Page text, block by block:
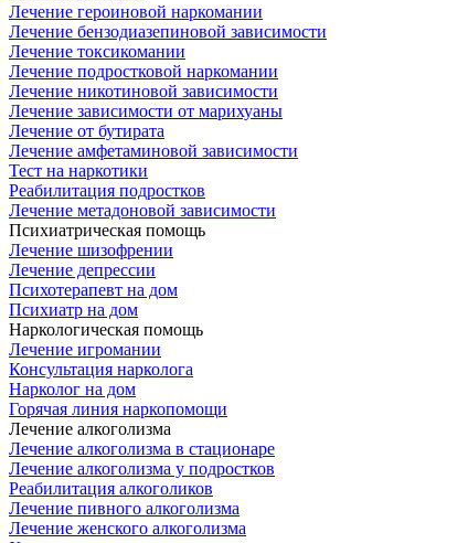
Лечение героиновой наркомании
Лечение бензодиазепиновой зависимости
Лечение токсикомании
Лечение подростковой наркомании
Лечение никотиновой зависимости
Лечение зависимости от марихуаны
Лечение от бутирата
Лечение амфетаминовой зависимости
Тест на наркотики
Реабилитация подростков
Лечение метадоновой зависимости
Психиатрическая помощь
Лечение шизофрении
Лечение депрессии
Психотерапевт на дом
Психиатр на дом
Наркологическая помощь
Лечение игромании
Консультация нарколога
Нарколог на дом
Горячая линия наркопомощи
Лечение алкоголизма
Лечение алкоголизма в стационаре
Лечение алкоголизма у подростков
Реабилитация алкоголиков
Лечение пивного алкоголизма
Лечение женского алкоголизма